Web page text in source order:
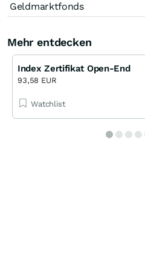
Geldmarktfonds
Mehr entdecken
Index Zertifikat Open-End
93,58 EUR
Watchlist